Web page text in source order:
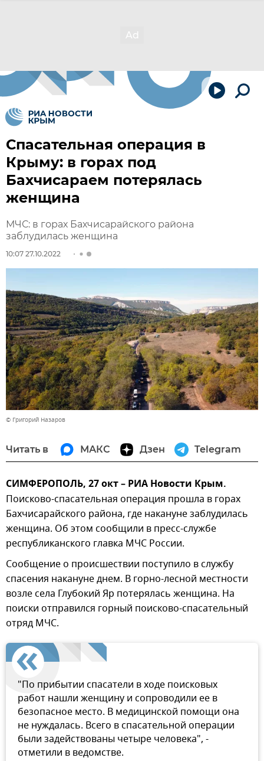
Спасательная операция в
Крыму: в горах под
Бахчисараем потерялась
женщина
МЧС: в горах Бахчисарайского района
заблудилась женщина
10:07 27.10.2022
© Григорий Назаров
Читать в МАКС Дзен Telegram
СИМФЕРОПОЛЬ, 27 окт – РИА Новости Крым.
Поисково-спасательная операция прошла в горах
Бахчисарайского района, где накануне заблудилась
женщина. Об этом сообщили в пресс-службе
республиканского главка МЧС России.
Сообщение о происшествии поступило в службу
спасения накануне днем. В горно-лесной местности
возле села Глубокий Яр потерялась женщина. На
поиски отправился горный поисково-спасательный
отряд МЧС.
"По прибытии спасатели в ходе поисковых
работ нашли женщину и сопроводили ее в
безопасное место. В медицинской помощи она
не нуждалась. Всего в спасательной операции
были задействованы четыре человека", -
отметили в ведомстве.